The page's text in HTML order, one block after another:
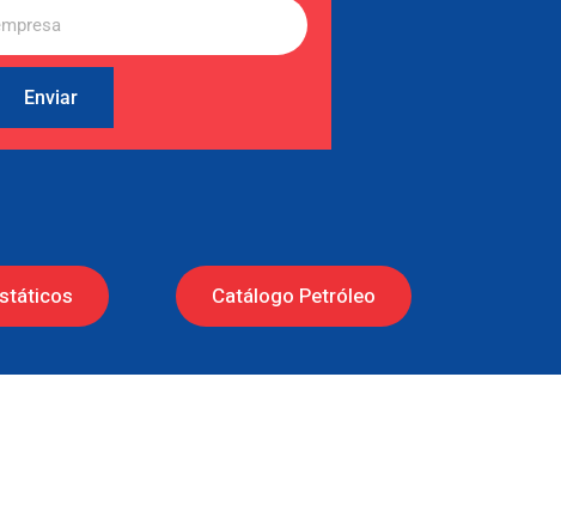
Enviar
Catálogo Petróleo